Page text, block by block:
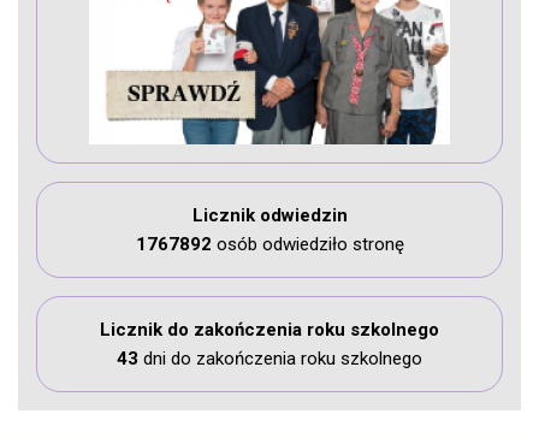
Licznik odwiedzin
1767892 osób odwiedziło stronę
Licznik do zakończenia roku szkolnego
43 dni do zakończenia roku szkolnego